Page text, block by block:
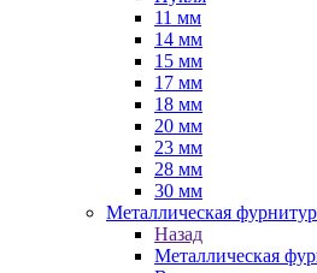
11 мм
14 мм
15 мм
17 мм
18 мм
20 мм
23 мм
28 мм
30 мм
Металлическая
Назад
Металлическая